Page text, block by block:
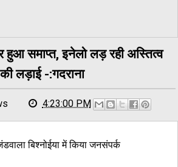
हुआ समाप्त, इनेलो लड़ रही अस्तित्व
की लड़ाई -:गदराना
4:23:00 PM
बिश्नोईया में किया जनसंपर्क